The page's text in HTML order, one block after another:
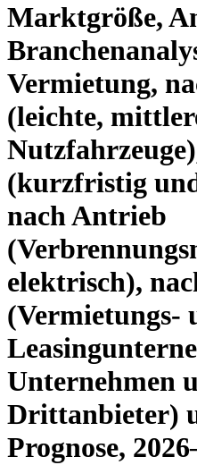
Marktgröße,
Vermietung,
(leichte,
(kurzfristig
nach Antrieb
elektrisch),
(Vermietungs-
Unternehmen
Drittanbieter)
Prognose,